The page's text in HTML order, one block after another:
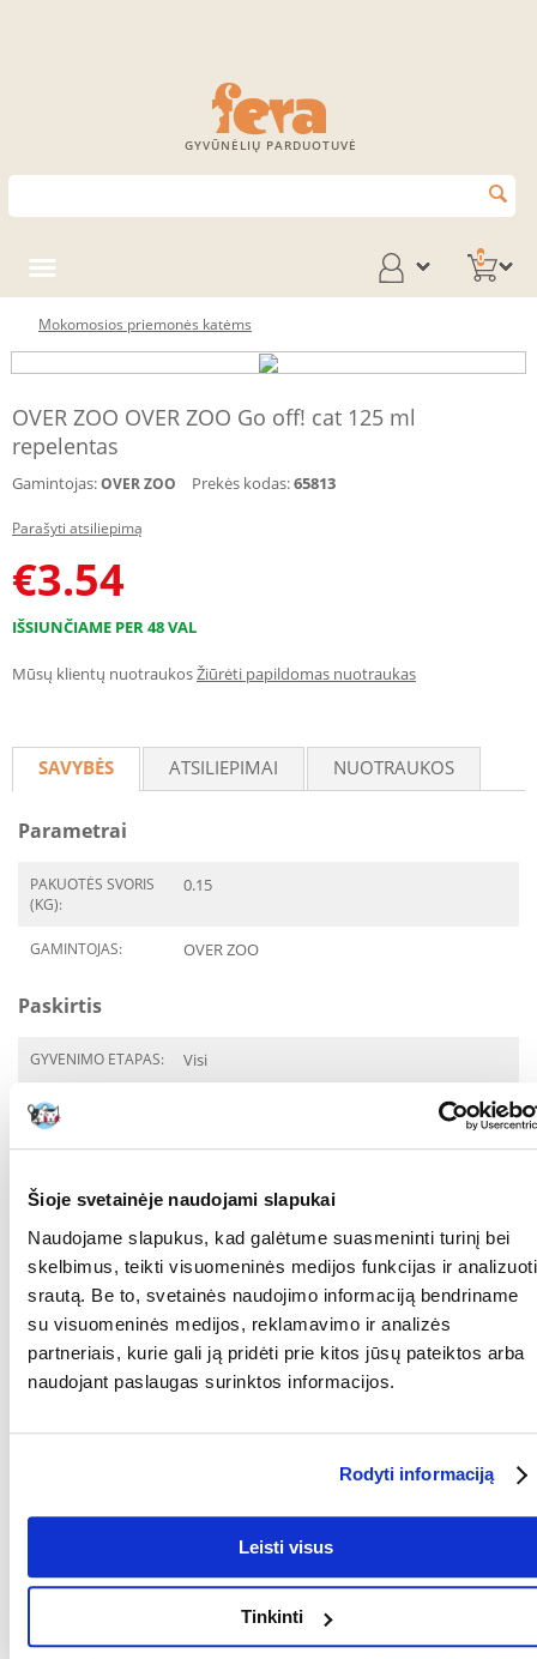
Šioje svetainėje naudojami slapukai
Naudojame slapukus, kad galėtume suasmeninti turinį bei
skelbimus, teikti visuomeninės medijos funkcijas ir analizuoti
srautą. Be to, svetainės naudojimo informaciją bendriname
su visuomeninės medijos, reklamavimo ir analizės
partneriais, kurie gali ją pridėti prie kitos jūsų pateiktos arba
naudojant paslaugas surinktos informacijos.
Rodyti informaciją
Leisti visus
Tinkinti
GYVŪNĖLIŲ PARDUOTUVĖ
0
Mokomosios priemonės katėms
OVER ZOO OVER ZOO Go off! cat 125 ml
repelentas
Gamintojas:OVER ZOO Prekės kodas:65813
Parašyti atsiliepimą
€3.54
IŠSIUNČIAME PER 48 VAL
Mūsų klientų nuotraukosŽiūrėti papildomas nuotraukas
SAVYBĖS ATSILIEPIMAI NUOTRAUKOS
Parametrai
PAKUOTĖS SVORIS
(KG):
0.15
GAMINTOJAS: OVER ZOO
Paskirtis
GYVENIMO ETAPAS: Visi
Kokios yra prekių vertinimo taisyklės?
Produktą gali vertinti tik registruoti FERA.LT klientai, kurie jį
Patikrinę atsiliepimus, paskelbsime ir teigiamus, ir neigiamus
atsiliepimus.
Atsiliepimai
Nerasta atsiliepimų
PARAŠYTI ATSILIEPIMĄ
Neseniai įsigijote šią prekę? Padėkite tinkamai